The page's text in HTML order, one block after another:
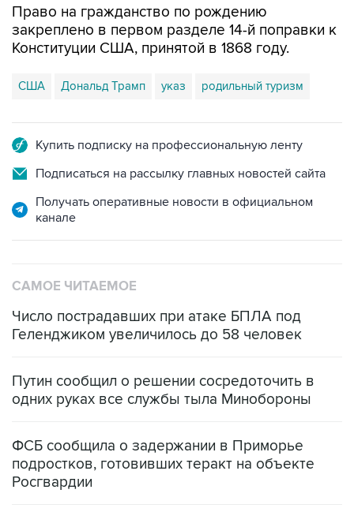
Право на гражданство по рождению
закреплено в первом разделе 14-й поправки к
Конституции США, принятой в 1868 году.
США Дональд Трамп указ родильный туризм
Купить подписку на профессиональную ленту
Подписаться на рассылку главных новостей сайта
Получать оперативные новости в официальном
канале
САМОЕ ЧИТАЕМОЕ
Число пострадавших при атаке БПЛА под
Геленджиком увеличилось до 58 человек
Путин сообщил о решении сосредоточить в
одних руках все службы тыла Минобороны
ФСБ сообщила о задержании в Приморье
подростков, готовивших теракт на объекте
Росгвардии